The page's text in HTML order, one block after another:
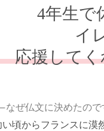
4年生で
イ
応援して
なぜ仏文に決めたので
い頃からフランスに漠